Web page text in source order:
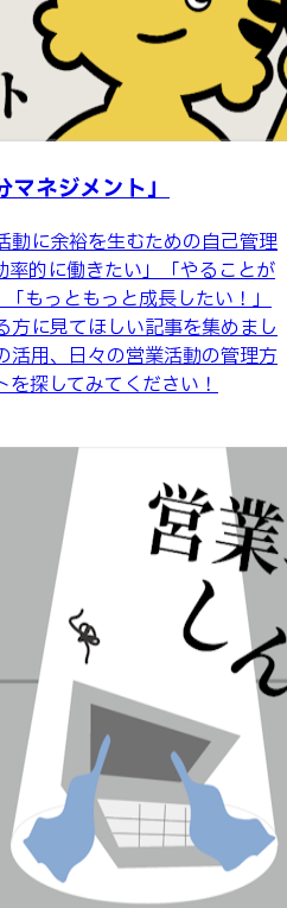
マネジメント」
動に余裕を生むための自己管理
率的に働きたい」「やることが
もっともっと成長したい！」
方に見てほしい記事を集めまし
活用、日々の営業活動の管理方
を探してみてください！